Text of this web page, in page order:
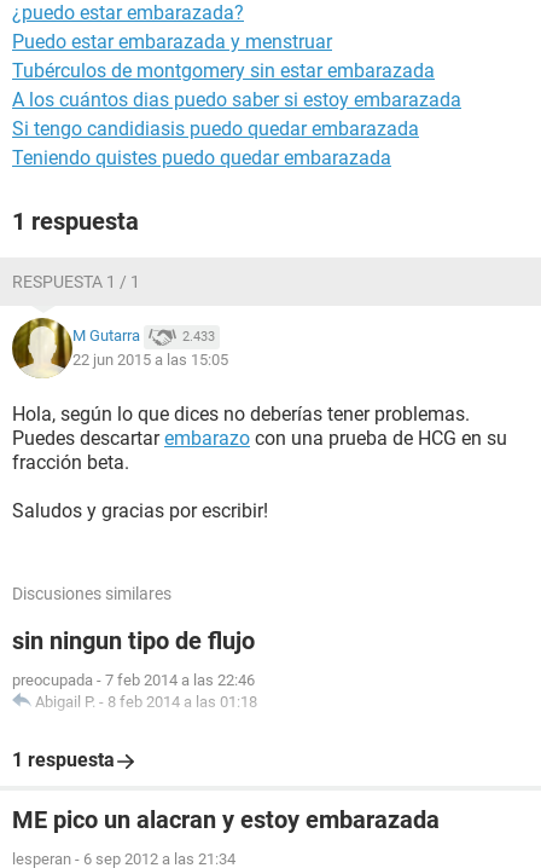
¿puedo estar embarazada?
Puedo estar embarazada y menstruar
Tubérculos de montgomery sin estar embarazada
A los cuántos dias puedo saber si estoy embarazada
Si tengo candidiasis puedo quedar embarazada
Teniendo quistes puedo quedar embarazada
1 respuesta
RESPUESTA 1 / 1
M Gutarra 2.433
22 jun 2015 a las 15:05
Hola, según lo que dices no deberías tener problemas.
Puedes descartarembarazo con una prueba de HCG en su
fracción beta.
Saludos y gracias por escribir!
Discusiones similares
sin ningun tipo de flujo
preocupada - 7 feb 2014 a las 22:46
Abigail P. - 8 feb 2014 a las 01:18
1 respuesta
ME pico un alacran y estoy embarazada
lesperan - 6 sep 2012 a las 21:34